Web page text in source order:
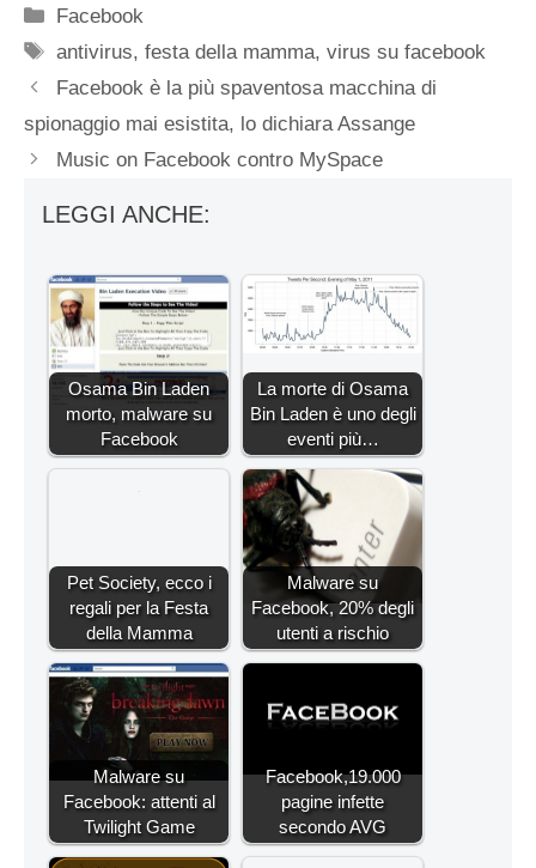
Categorie
Facebook
Tag
antivirus,festa della mamma,virus su facebook
Facebook è la più spaventosa macchina di
spionaggio mai esistita, lo dichiara Assange
Music on Facebook contro MySpace
LEGGI ANCHE:
Osama Bin Laden
morto, malware su
Facebook
La morte di Osama
Bin Laden è uno degli
eventi più…
Pet Society, ecco i
regali per la Festa
della Mamma
Malware su
Facebook, 20% degli
utenti a rischio
Malware su
Facebook: attenti al
Twilight Game
Facebook,19.000
pagine infette
secondo AVG